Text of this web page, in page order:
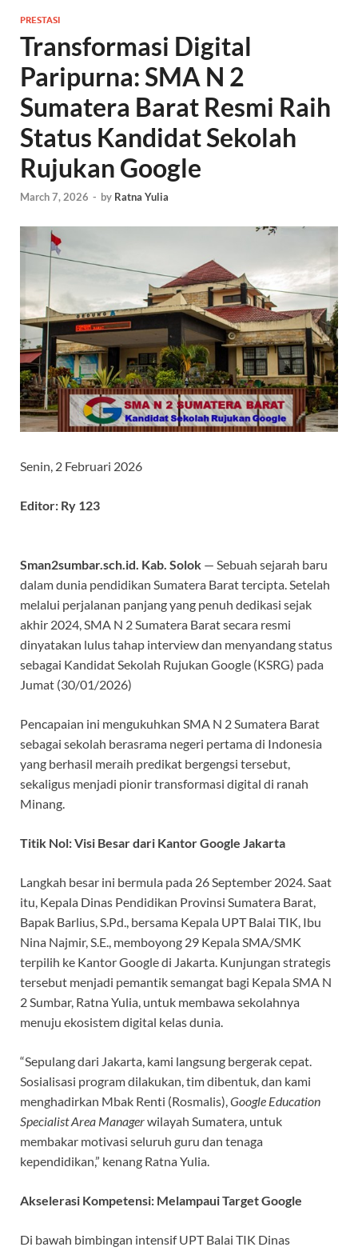
PRESTASI
Transformasi Digital
Paripurna: SMA N 2
Sumatera Barat Resmi Raih
Status Kandidat Sekolah
Rujukan Google
March 7, 2026 - by Ratna Yulia
Senin, 2 Februari 2026
Editor: Ry 123
Sman2sumbar.sch.id. Kab. Solok — Sebuah sejarah baru
dalam dunia pendidikan Sumatera Barat tercipta. Setelah
melalui perjalanan panjang yang penuh dedikasi sejak
akhir 2024, SMA N 2 Sumatera Barat secara resmi
dinyatakan lulus tahap interview dan menyandang status
sebagai Kandidat Sekolah Rujukan Google (KSRG) pada
Jumat (30/01/2026)
Pencapaian ini mengukuhkan SMA N 2 Sumatera Barat
sebagai sekolah berasrama negeri pertama di Indonesia
yang berhasil meraih predikat bergengsi tersebut,
sekaligus menjadi pionir transformasi digital di ranah
Minang.
Titik Nol: Visi Besar dari Kantor Google Jakarta
Langkah besar ini bermula pada 26 September 2024. Saat
itu, Kepala Dinas Pendidikan Provinsi Sumatera Barat,
Bapak Barlius, S.Pd., bersama Kepala UPT Balai TIK, Ibu
Nina Najmir, S.E., memboyong 29 Kepala SMA/SMK
terpilih ke Kantor Google di Jakarta. Kunjungan strategis
tersebut menjadi pemantik semangat bagi Kepala SMA N
2 Sumbar, Ratna Yulia, untuk membawa sekolahnya
menuju ekosistem digital kelas dunia.
“Sepulang dari Jakarta, kami langsung bergerak cepat.
Sosialisasi program dilakukan, tim dibentuk, dan kami
menghadirkan Mbak Renti (Rosmalis),Google Education
Specialist Area Managerwilayah Sumatera, untuk
membakar motivasi seluruh guru dan tenaga
kependidikan,” kenang Ratna Yulia.
Akselerasi Kompetensi: Melampaui Target Google
Di bawah bimbingan intensif UPT Balai TIK Dinas